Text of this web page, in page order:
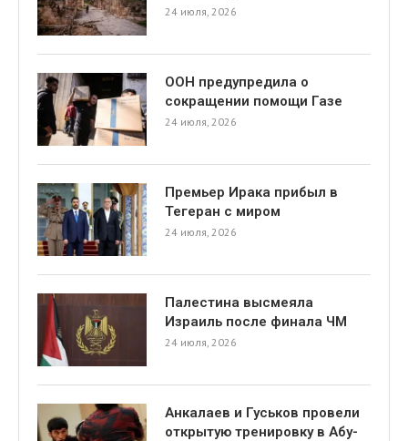
24 июля, 2026
ООН предупредила о
сокращении помощи Газе
24 июля, 2026
Премьер Ирака прибыл в
Тегеран с миром
24 июля, 2026
Палестина высмеяла
Израиль после финала ЧМ
24 июля, 2026
Анкалаев и Гуськов провели
открытую тренировку в Абу-